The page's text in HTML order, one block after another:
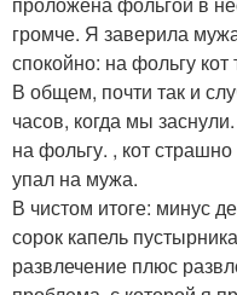
громче. Я заверила
спокойно: на фольгу кот
В общем, почти так и
часов, когда мы
на фольгу. , кот
упал на мужа.
В чистом итоге: минус
сорок капель
развлечение плюс